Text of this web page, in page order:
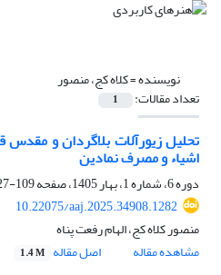
نویسنده =کلاه کج، منصور
تعداد مقالات: 1
تحلیل زیورآلات بلاگردان و
اشیاء و مصرف نمادین
دوره 6، شماره 1، بهار 1405، صفحه
109-127
10.22075/aaj.2025.34908.1282
منصور کلاه کج، الهام رفعت پناه
مشاهده مقاله
اصل مقاله 1.4 M